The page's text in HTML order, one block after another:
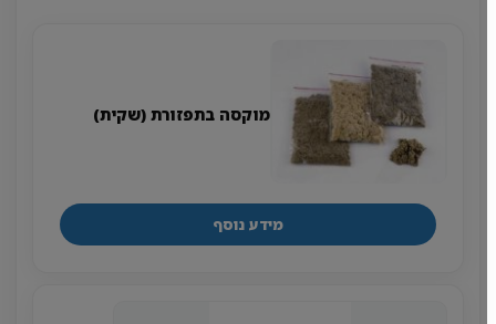
מוקסה בתפזורת (שקית)
מידע נוסף